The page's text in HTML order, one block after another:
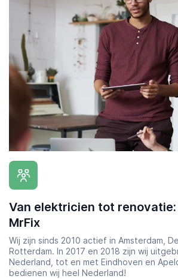
Schoonmaker
Computer expert
Over MrFix
Log in als vakman
Van elektricien tot
MrFix
Wij zijn sinds 2010 actief in Amsterdam,
Rotterdam. In 2017 en 2018 zijn wij
Nederland, tot en met Eindhoven en
bedienen wij heel Nederland!